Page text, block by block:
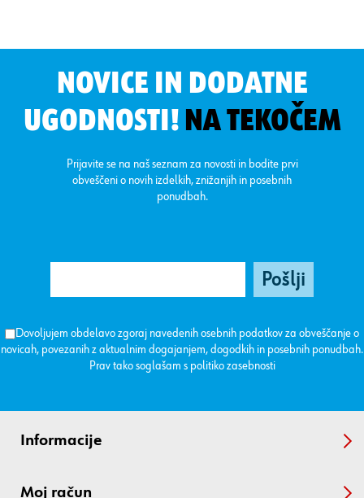
NOVICE IN DODATNE
UGODNOSTI! NA TEKOČEM
Prijavite se na naš seznam za novosti in bodite prvi
obveščeni o novih izdelkih, znižanjih in posebnih
ponudbah.
Dovoljujem obdelavo zgoraj navedenih osebnih podatkov za obveščanje o
novicah, povezanih z aktualnim dogajanjem, dogodkih in posebnih ponudbah.
Prav tako soglašam s politiko zasebnosti
Informacije
Moj račun